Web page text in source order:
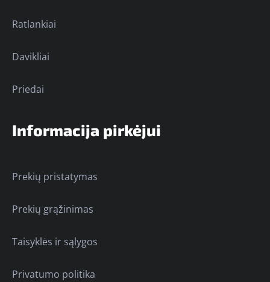
Ratlankiai
Davikliai
Priedai
Informacija pirkėjui
Prekių pristatymas
Prekių grąžinimas
Taisyklės ir sąlygos
Privatumo politika